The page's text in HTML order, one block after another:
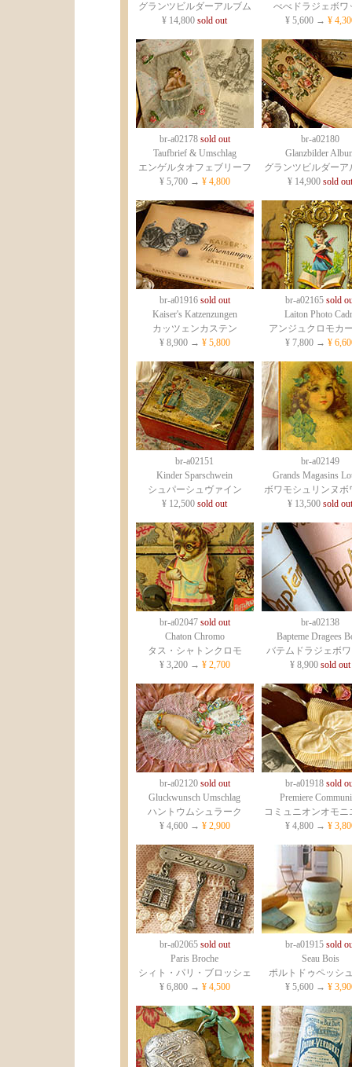
グランツビルダーアルブム
¥ 14,800 sold out
べべドラジェボワ
¥ 5,600 → ¥
br-a02178sold out
Taufbrief & Umschlag
エンゲルタオフェブリーフ
¥ 5,700 → ¥ 4,800
br-a02180
Glanzbilder
グランツビルダーア
¥ 14,900 sold out
br-a01916sold out
Kaiser's Katzenzungen
カッツェンカステン
¥ 8,900 → ¥ 5,800
br-a02165sold
Laiton Photo
アンジュクロモカ
¥ 7,800 → ¥
br-a02151
Kinder Sparschwein
シュパーシュヴァイン
¥ 12,500 sold out
br-a02149
Grands Magasins
ボワモシュリンヌボ
¥ 13,500 sold out
br-a02047sold out
Chaton Chromo
タス・シャトンクロモ
¥ 3,200 → ¥ 2,700
br-a02138
Bapteme Dragees
バテムドラジェボ
¥ 8,900 sold out
br-a02120sold out
Gluckwunsch Umschlag
ハントウムシュラーク
¥ 4,600 → ¥ 2,900
br-a01918sold
Premiere
コミュニオンオモニ
¥ 4,800 → ¥
br-a02065sold out
Paris Broche
シィト・パリ・ブロッシェ
¥ 6,800 → ¥ 4,500
br-a01915sold
Seau Bois
ポルトドゥペッシ
¥ 5,600 → ¥